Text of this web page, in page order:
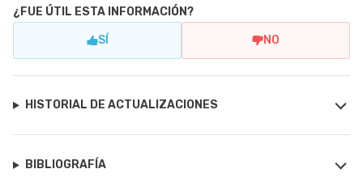
¿FUE ÚTIL ESTA INFORMACIÓN?
SÍ NO
HISTORIAL DE ACTUALIZACIONES
BIBLIOGRAFÍA